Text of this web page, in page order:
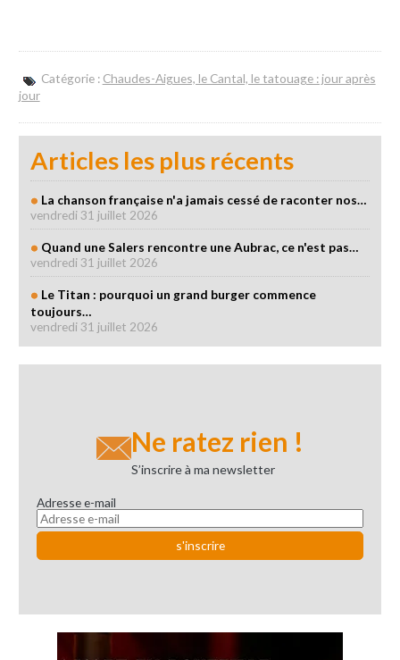
Catégorie : Chaudes-Aigues, le Cantal, le tatouage : jour après
jour
Articles les plus récents
La chanson française n'a jamais cessé de raconter nos…
vendredi 31 juillet 2026
Quand une Salers rencontre une Aubrac, ce n'est pas…
vendredi 31 juillet 2026
Le Titan : pourquoi un grand burger commence
toujours…
vendredi 31 juillet 2026
Ne ratez rien !
S’inscrire à ma newsletter
Adresse e-mail